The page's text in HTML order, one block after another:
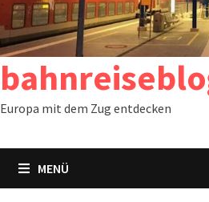
Europa mit dem Zug entdecken
MENÜ